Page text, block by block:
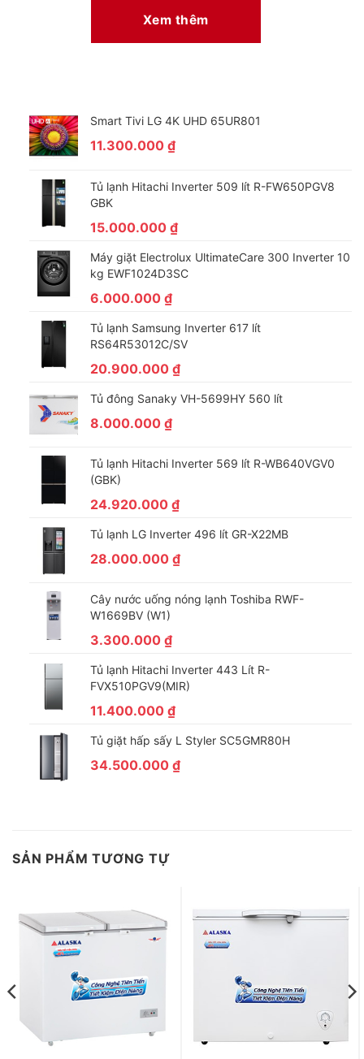
Xem thêm
Smart Tivi LG 4K UHD 65UR801
11.300.000 ₫
Tủ lạnh Hitachi Inverter 509 lít R-FW650PGV8
GBK
15.000.000 ₫
Máy giặt Electrolux UltimateCare 300 Inverter 10
kg EWF1024D3SC
6.000.000 ₫
Tủ lạnh Samsung Inverter 617 lít
RS64R53012C/SV
20.900.000 ₫
Tủ đông Sanaky VH-5699HY 560 lít
8.000.000 ₫
Tủ lạnh Hitachi Inverter 569 lít R-WB640VGV0
(GBK)
24.920.000 ₫
Tủ lạnh LG Inverter 496 lít GR-X22MB
28.000.000 ₫
Cây nước uống nóng lạnh Toshiba RWF-
W1669BV (W1)
3.300.000 ₫
Tủ lạnh Hitachi Inverter 443 Lít R-
FVX510PGV9(MIR)
11.400.000 ₫
Tủ giặt hấp sấy L Styler SC5GMR80H
34.500.000 ₫
SẢN PHẨM TƯƠNG TỰ